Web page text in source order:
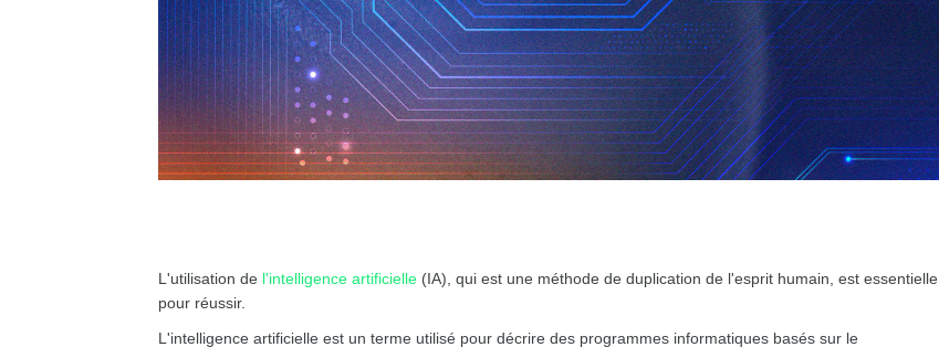
L'utilisation de l'intelligence artificielle (IA), qui est une méthode de duplication de l'esprit humain, est essentielle
pour réussir.
L'intelligence artificielle est un terme utilisé pour décrire des programmes informatiques basés sur le